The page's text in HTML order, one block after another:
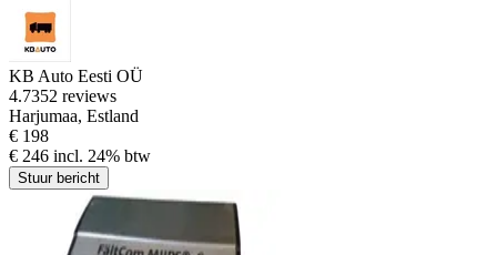
KB Auto Eesti OÜ
4.7352 reviews
Harjumaa, Estland
€ 198
€ 246 incl. 24% btw
Stuur bericht